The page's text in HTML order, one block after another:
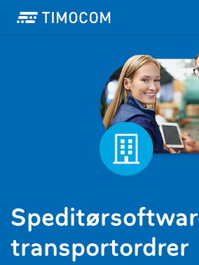
transportordrer